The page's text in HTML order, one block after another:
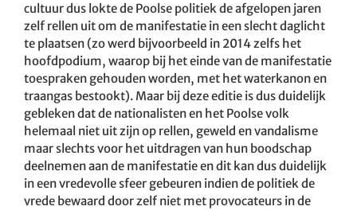
cultuur dus lokte de Poolse politiek de afgelopen jaren
zelf rellen uit om de manifestatie in een slecht daglicht
te plaatsen (zo werd bijvoorbeeld in 2014 zelfs het
hoofdpodium, waarop bij het einde van de manifestatie
toespraken gehouden worden, met het waterkanon en
traangas bestookt). Maar bij deze editie is dus duidelijk
gebleken dat de nationalisten en het Poolse volk
helemaal niet uit zijn op rellen, geweld en vandalisme
maar slechts voor het uitdragen van hun boodschap
deelnemen aan de manifestatie en dit kan dus duidelijk
in een vredevolle sfeer gebeuren indien de politiek de
vrede bewaard door zelf niet met provocateurs in de